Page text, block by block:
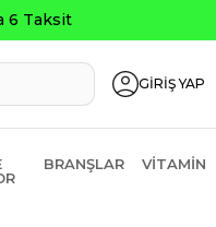
Seçili Ürünlerde ₺2000
GİRİŞ YAP
BRANŞLAR VITAMIN